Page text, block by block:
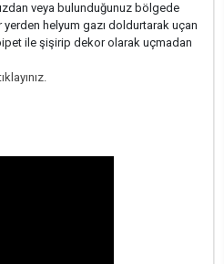
veya bulunduğunuz bölgede
helyum gazı doldurtarak uçan
ile şişirip dekor olarak uçmadan